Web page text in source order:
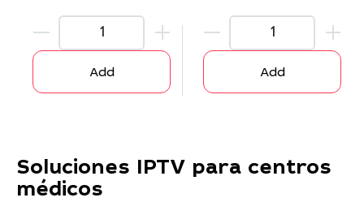
Add Add
Soluciones IPTV para centros
médicos